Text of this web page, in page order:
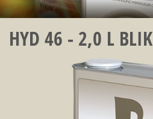
HYD 46 - 2,0 L BLIK